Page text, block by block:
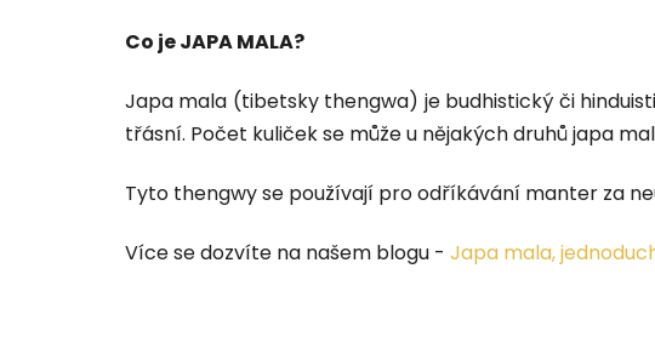
Co je JAPA MALA?
Japa mala (tibetsky thengwa) je budhistický či
třásní. Počet kuliček se může u nějakých druhů japa
Tyto thengwy se používají pro odříkávání manter za
Více se dozvíte na našem blogu - Japa mala,